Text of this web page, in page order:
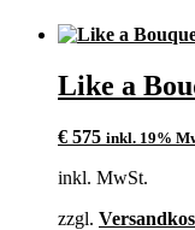
Like a
€ 575 inkl. 19%
inkl. MwSt.
zzgl.